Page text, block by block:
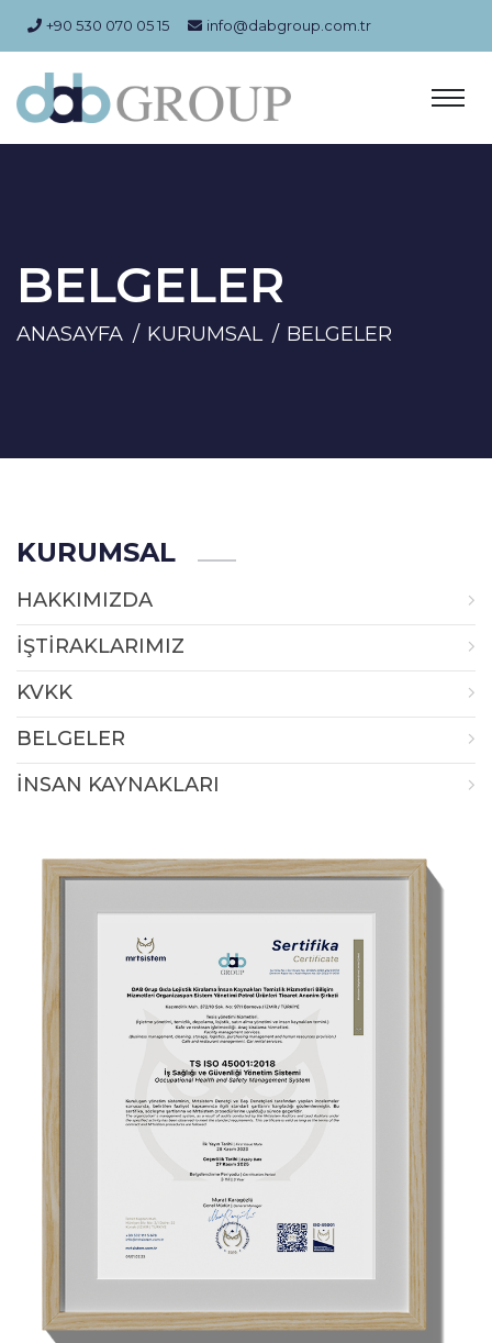
+90 530 070 05 15 info@dabgroup.com.tr
BELGELER
ANASAYFA KURUMSAL BELGELER
KURUMSAL
HAKKIMIZDA
İŞTİRAKLARIMIZ
KVKK
BELGELER
İNSAN KAYNAKLARI